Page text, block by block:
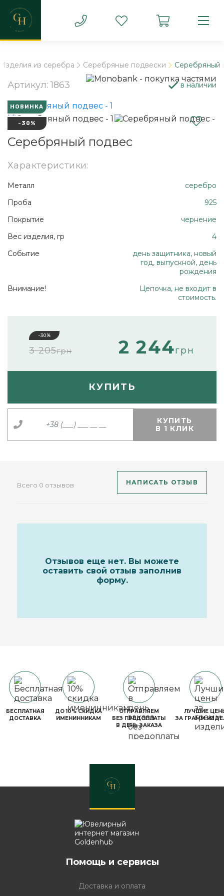
Изделия из серебра Серебряные подвески Серебряный
Серебряный подвес
НОВИНКА
-30%
Артикул: 1863 в наличии
Характеристики:
Металл
серебро
Проба
925
Покрытие
чернение
Вес изделия, гр
4
Событие
день защитника, новый
год, выпускной, день
рождения
Внимание!
Цепочка, не входит в
стоимость.
-30%
3 205грн 2 244грн
КУПИТЬ
КУПИТЬ
В 1 КЛИК
Всего 0 отзывов НАПИСАТЬ ОТЗЫВ
Отзывов еще нет. Вы можете
оставить свой отзыв заполнив
форму.
БЕСПЛАТНАЯ
ДОСТАВКА
ДО 10% СКИДКА
ИМЕНИННИКАМ
ОТПРАВЛЯЕМ
БЕЗ ПРЕДОПЛАТЫ
В ДЕНЬ ЗАКАЗА
ЛУЧШИЕ
ЗА ГРАММ
Помощь и сервисы
Доставка и оплата